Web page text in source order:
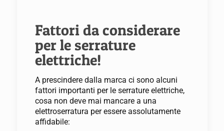
Fattori da considerare
per le serrature
elettriche!
A prescindere dalla marca ci sono alcuni
fattori importanti per le serrature elettriche,
cosa non deve mai mancare a una
elettroserratura per essere assolutamente
affidabile: